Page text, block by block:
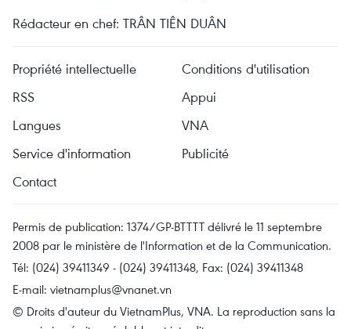
Rédacteur en chef: TRÂN TIÊN DUÂN
Propriété intellectuelle
Conditions d'utilisation
RSS
Appui
Langues
VNA
Service d'information
Publicité
Contact
Permis de publication: 1374/GP-BTTTT délivré le 11 septembre
2008 par le ministère de l'Information et de la Communication.
Tél: (024) 39411349 - (024) 39411348, Fax: (024) 39411348
E-mail: vietnamplus@vnanet.vn
© Droits d'auteur du VietnamPlus, VNA. La reproduction sans la